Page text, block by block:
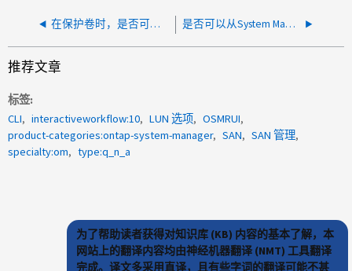
在保护卷时，是否可以选择聚合？ 是否可以从System Manager为同一事件筛选器设置多个目标
推荐文章
标签
CLI
interactiveworkflow:10 LUN 选项
OSMRUI
product-categories:ontap-system-manager
SAN
SAN 管理
specialty:om
type:q_n_a
为了帮助读者获得对知识库 (KB) 内容的基本了解，本
网站上的翻译内容均由神经机器翻译 (NMT) 工具翻译
完成。译文多采用直译，且有些字词的翻译可能不甚